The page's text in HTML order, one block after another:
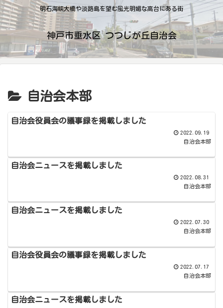
明石海峡大橋や淡路島を望む風光明媚な高台にある街
神戸市垂水区 つつじが丘自治会
自治会本部
自治会役員会の議事録を掲載しました
2022.09.19
自治会本部
自治会ニュースを掲載しました
2022.08.31
自治会本部
自治会ニュースを掲載しました
2022.07.30
自治会本部
自治会役員会の議事録を掲載しました
2022.07.17
自治会本部
自治会ニュースを掲載しました